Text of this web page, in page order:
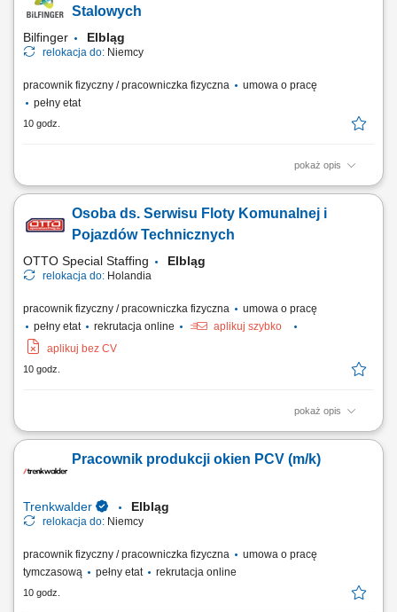
szpachlowanie, szlifowanie, gruntowanie, Dbanie o jakość wykonania i
Stalowych
Bilfinger Elbląg
relokacja do: Niemcy
pracownik fizyczny / pracowniczka fizyczna
umowa o pracę
pełny etat
10 godz.
pokaż opis
Opis stanowiska: Spawanie konstrukcji stalowych oraz elementów
materiałów do spawania zgodnie z dokumentacją techniczną.
Wykonywanie napraw maszyn i urządzeń pracujących na placach
Osoba ds. Serwisu Floty Komunalnej i
Pojazdów Technicznych
OTTO Special Staffing Elbląg
relokacja do: Holandia
pracownik fizyczny / pracowniczka fizyczna
umowa o pracę
pełny etat
rekrutacja online
aplikuj szybko
aplikuj bez CV
10 godz.
pokaż opis
Opis stanowiska bieżąca obsługa techniczna oraz serwis ciężkich
hydraulicznych, mechanicznych i elektrycznych; wykonywanie napraw
oraz okresowych przeglądów floty; kontrola i nadzór nad systemami
Pracownik produkcji okien PCV (m/k)
Trenkwalder Elbląg
relokacja do: Niemcy
pracownik fizyczny / pracowniczka fizyczna
umowa o pracę
tymczasową
pełny etat rekrutacja online
10 godz.